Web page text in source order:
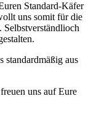
Standard-Käfer
uns somit für die
aus
uns auf Eure